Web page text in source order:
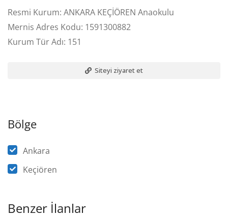
Resmi Kurum: ANKARA KEÇİÖREN Anaokulu
Mernis Adres Kodu: 1591300882
Kurum Tür Adı: 151
Siteyi ziyaret et
Bölge
Ankara
Keçiören
Benzer İlanlar